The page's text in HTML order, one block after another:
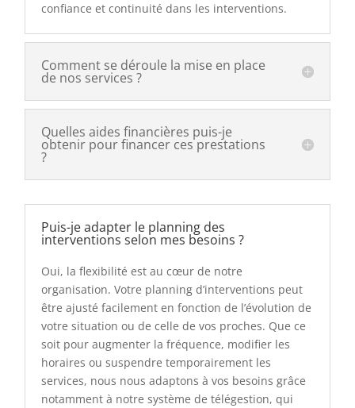
confiance et continuité dans les interventions.
Comment se déroule la mise en place
de nos services ?
Quelles aides financières puis-je
obtenir pour financer ces prestations
?
Puis-je adapter le planning des
interventions selon mes besoins ?
Oui, la flexibilité est au cœur de notre
organisation. Votre planning d’interventions peut
être ajusté facilement en fonction de l’évolution de
votre situation ou de celle de vos proches. Que ce
soit pour augmenter la fréquence, modifier les
horaires ou suspendre temporairement les
services, nous nous adaptons à vos besoins grâce
notamment à notre système de télégestion, qui